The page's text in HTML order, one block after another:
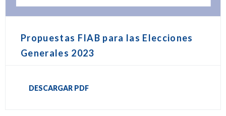
Propuestas FIAB para las Elecciones
Generales 2023
DESCARGAR PDF